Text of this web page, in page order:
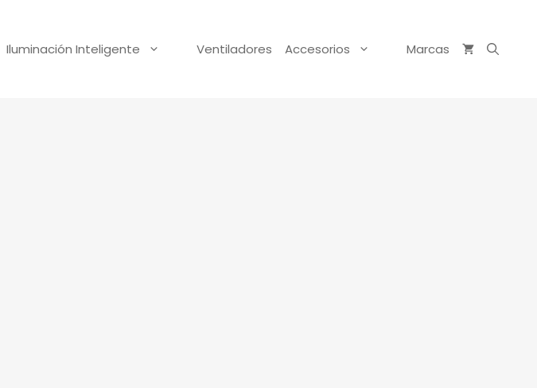
Iluminación Inteligente Ventiladores Accesorios Marcas